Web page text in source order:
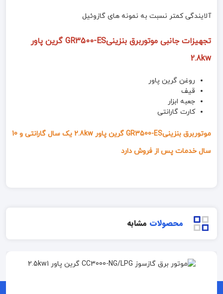
آلایندگی کمتر نسبت به نمونه های گازوئیل
تجهیزات جانبی موتوربرق بنزینیGR3500-ES گرین پاور
2.8kw
روغن گرین پاور
قیف
جعبه ابزار
کارت گارانتی
موتوربرق بنزینیGR3500-ES گرین پاور 2.8kw یک سال گارانتی و 10
سال خدمات پس از فروش دارد
محصولات مشابه